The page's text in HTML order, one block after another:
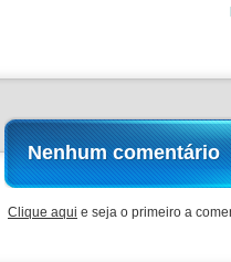
Nenhum comentário
Clique aqui e seja o primeiro a